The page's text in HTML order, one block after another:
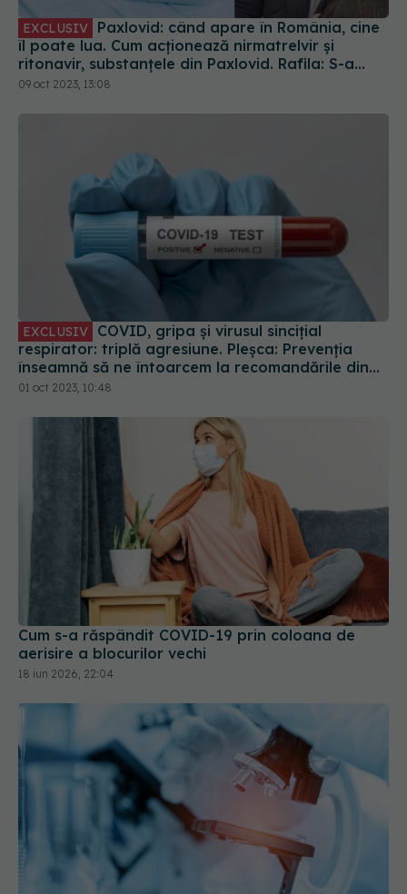
ritonavir, substanțele din Paxlovid. Rafila: S-a
semnat contractul. Va fi disponibil la
recomandarea medicului
09 oct 2023, 13:08
EXCLUSIV
respirator: triplă agresiune. Pleșca: Prevenția
înseamnă să ne întoarcem la recomandările din
timpul pandemiei!
01 oct 2023, 10:48
Cum s-a răspândit COVID-19 prin coloana de
aerisire a blocurilor vechi
EXCLUSIV
legată de vaccinare. Nu este obligatorie, dar